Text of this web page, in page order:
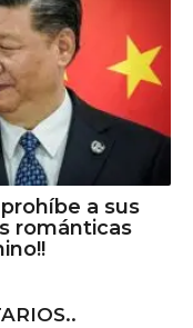
a sus
románticas